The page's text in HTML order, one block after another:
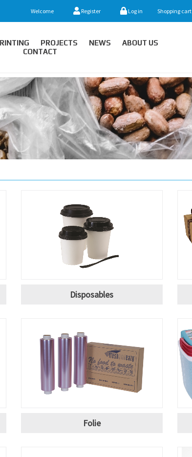
Welcome Register Log in Shopping cart
PROJECTS NEWS
ABOUT US
CONTACT
Disposables
Folie